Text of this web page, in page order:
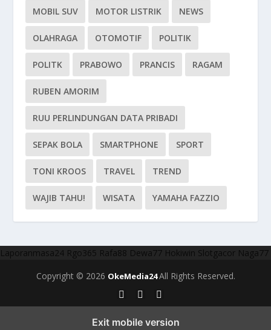
MOBIL SUV MOTOR LISTRIK NEWS
OLAHRAGA OTOMOTIF POLITIK
POLITK PRABOWO PRANCIS RAGAM
RUBEN AMORIM
RUU PERLINDUNGAN DATA PRIBADI
SEPAK BOLA SMARTPHONE SPORT
TONI KROOS TRAVEL TREND
WAJIB TAHU! WISATA YAMAHA FAZZIO
Laporanmasa24 Rgo365 Rafa88 Dewa77 Hokiwin Slotgacor Naga77
Copyright © 2026 OkeMedia24All Rights Reserved.
Exit mobile version